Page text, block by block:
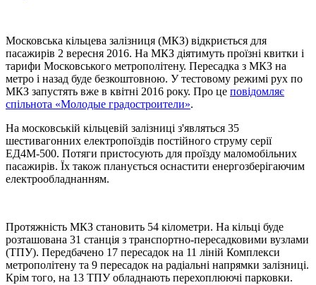
Московська кільцева залізниця (МКЗ) відкриється для
пасажирів 2 вересня 2016. На МКЗ діятимуть проїзні квитки і
тарифи Московського метрополітену. Пересадка з МКЗ на
метро і назад буде безкоштовною. У тестовому режимі рух по
МКЗ запустять вже в квітні 2016 року. Про це повідомляє
спільнота «Молодые градостроители».
На московській кільцевій залізниці з'являться 35
шестивагонних електропоїздів постійного струму серії
ЕД4М-500. Потяги пристосують для проїзду маломобільних
пасажирів. Їх також планується оснастити енергозберігаючим
електрообладнанням.
Протяжність МКЗ становить 54 кілометри. На кільці буде
розташована 31 станція з транспортно-пересадковими вузлами
(ТПУ). Передбачено 17 пересадок на 11 ліній Комплекси
метрополітену та 9 пересадок на радіальні напрямки залізниці.
Крім того, на 13 ТПУ обладнають перехоплюючі парковки.